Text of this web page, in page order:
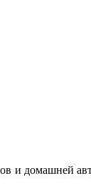
и домашней